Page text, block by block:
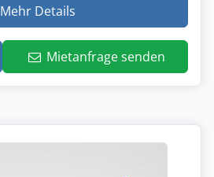
Mehr Details
Mietanfrage senden